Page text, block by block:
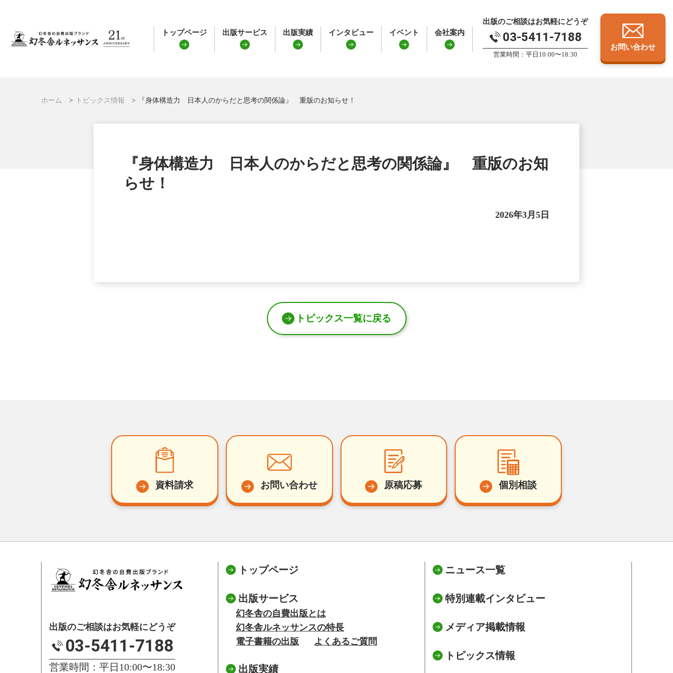
トップページ 出版サービス 出版実績 インタビュー イベント 会社案内
出版のご相談はお気軽にどうぞ
03-5411-7188
営業時間：平日10:00〜18:30
お問い合わせ
ホーム トピックス情報 『身体構造力 日本人のからだと思考の関係論』 重版のお知らせ！
『身体構造力 日本人のからだと思考の関係論』 重版のお知
らせ！
2026年3月5日
トピックス一覧に戻る
資料請求 お問い合わせ 原稿応募 個別相談
出版のご相談はお気軽にどうぞ
03-5411-7188
営業時間：平日10:00〜18:30
トップページ
出版サービス
幻冬舎の自費出版とは
幻冬舎ルネッサンスの特長
電子書籍の出版
よくあるご質問
出版実績
ニュース一覧
特別連載インタビュー
メディア掲載情報
トピックス情報